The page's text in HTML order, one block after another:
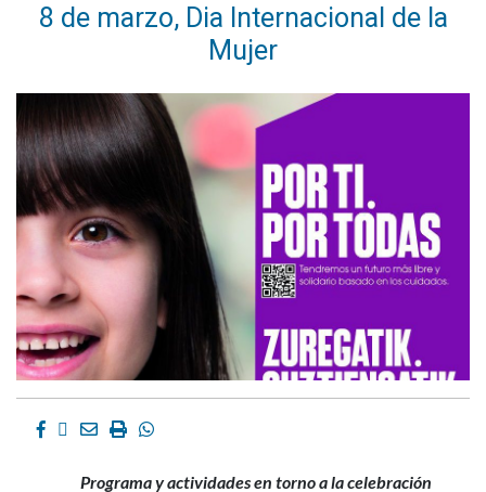
8 de marzo, Dia Internacional de la
Mujer
Facebook
Twitter
EmailImprimirWhatsapp
Programa y actividades en torno a la celebración